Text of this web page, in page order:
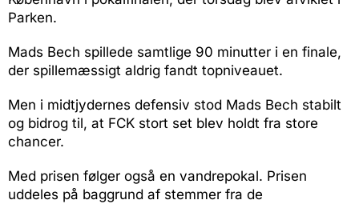
Parken.
Mads Bech spillede samtlige 90 minutter i en finale,
der spillemæssigt aldrig fandt topniveauet.
Men i midtjydernes defensiv stod Mads Bech stabilt
og bidrog til, at FCK stort set blev holdt fra store
chancer.
Med prisen følger også en vandrepokal. Prisen
uddeles på baggrund af stemmer fra de